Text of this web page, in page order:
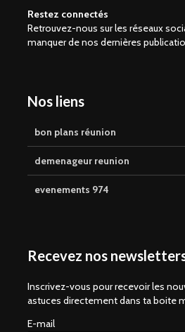
Restez connectés
Retrouvez-nous sur les réseaux
manquer de nos dernières
Nos liens
bon plans réunion
demenageur reunion
evenements 974
Recevez nos
Inscrivez-vous pour recevoir les
astuces directement dans ta boite
E-mail